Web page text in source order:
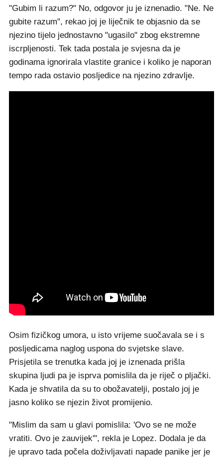
"Gubim li razum?" No, odgovor ju je iznenadio. "Ne. Ne
gubite razum", rekao joj je liječnik te objasnio da se
njezino tijelo jednostavno "ugasilo" zbog ekstremne
iscrpljenosti. Tek tada postala je svjesna da je
godinama ignorirala vlastite granice i koliko je naporan
tempo rada ostavio posljedice na njezino zdravlje.
Osim fizičkog umora, u isto vrijeme suočavala se i s
posljedicama naglog uspona do svjetske slave.
Prisjetila se trenutka kada joj je iznenada prišla
skupina ljudi pa je isprva pomislila da je riječ o pljački.
Kada je shvatila da su to obožavatelji, postalo joj je
jasno koliko se njezin život promijenio.
"Mislim da sam u glavi pomislila: 'Ovo se ne može
vratiti. Ovo je zauvijek'", rekla je Lopez. Dodala je da
je upravo tada počela doživljavati napade panike jer je